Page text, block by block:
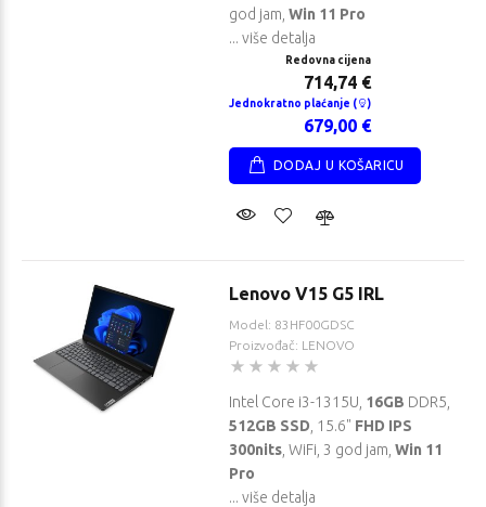
god jam,Win 11 Pro
... više detalja
Redovna cijena
714,74 €
Jednokratno plaćanje ( )
679,00 €
DODAJ U KOŠARICU
Lenovo V15 G5 IRL
Model: 83HF00GDSC
Proizvođač: LENOVO
Intel Core i3-1315U, 16GB DDR5,
512GB SSD , 15.6" FHD IPS
300nits , WiFi, 3 god jam,Win 11
Pro
... više detalja